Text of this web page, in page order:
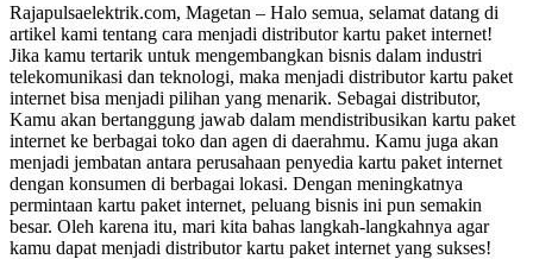
Rajapulsaelektrik.com, Magetan – Halo semua, selamat datang di
artikel kami tentang cara menjadi distributor kartu paket internet!
Jika kamu tertarik untuk mengembangkan bisnis dalam industri
telekomunikasi dan teknologi, maka menjadi distributor kartu paket
internet bisa menjadi pilihan yang menarik. Sebagai distributor,
Kamu akan bertanggung jawab dalam mendistribusikan kartu paket
internet ke berbagai toko dan agen di daerahmu. Kamu juga akan
menjadi jembatan antara perusahaan penyedia kartu paket internet
dengan konsumen di berbagai lokasi. Dengan meningkatnya
permintaan kartu paket internet, peluang bisnis ini pun semakin
besar. Oleh karena itu, mari kita bahas langkah-langkahnya agar
kamu dapat menjadi distributor kartu paket internet yang sukses!